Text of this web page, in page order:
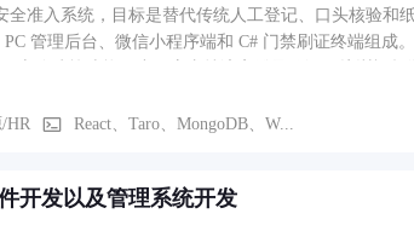
全准入系统，目标是替代传统人工登记、口头核验和
管理后台、微信小程序端和 C# 门禁刷证终端组成
管理员先在后台录入或批量导入报备信息并维护题库
HR React、Taro、MongoDB、W...
开发以及管理系统开发